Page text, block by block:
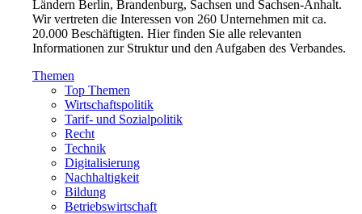
Ländern Berlin, Brandenburg, Sachsen und Sachsen-Anhalt.
Wir vertreten die Interessen von 260 Unternehmen mit ca.
20.000 Beschäftigten. Hier finden Sie alle relevanten
Informationen zur Struktur und den Aufgaben des Verbandes.
Themen
Top Themen
Wirtschaftspolitik
Tarif- und Sozialpolitik
Recht
Technik
Digitalisierung
Nachhaltigkeit
Bildung
Betriebswirtschaft